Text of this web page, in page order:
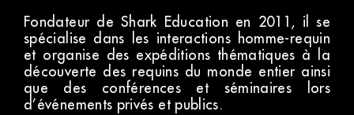
Fondateur de Shark Education en 2011, il se
spécialise dans les interactions homme-requin
et organise des expéditions thématiques à la
découverte des requins du monde entier ainsi
que des conférences et séminaires lors
d’événements privés et publics.